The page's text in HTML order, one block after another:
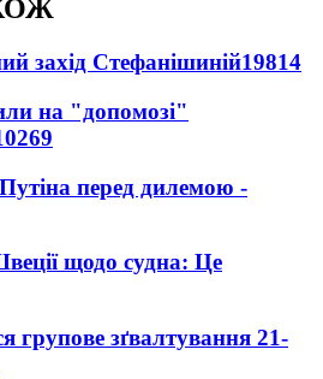
захід Стефанішиній19814
на "допомозі"
перед дилемою -
щодо судна: Це
групове зґвалтування 21-